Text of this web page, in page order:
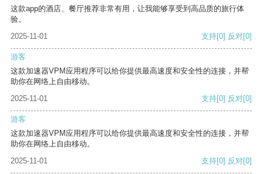
这款app的酒店、餐厅推荐非常有用，让我能够享受到高品质的旅行体
验。
2025-11-01
支持[0] 反对[0]
游客
这款加速器VPM应用程序可以给你提供最高速度和安全性的连接，并帮
助你在网络上自由移动。
2025-11-01
支持[0] 反对[0]
游客
这款加速器VPM应用程序可以给你提供最高速度和安全性的连接，并帮
助你在网络上自由移动。
2025-11-01
支持[0] 反对[0]